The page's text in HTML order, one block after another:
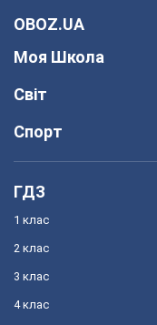
OBOZ.UA
Моя Школа
Світ
Спорт
ГДЗ
1 клас
2 клас
3 клас
4 клас